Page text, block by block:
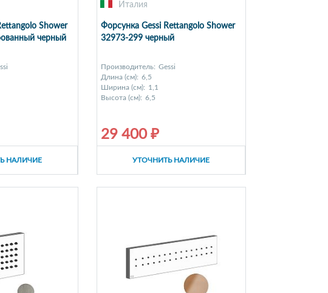
Shower
черный
НАЛИЧИЕ
Италия
Форсунка Gessi Rettangolo Shower
32973-299 черный
Производитель: Gessi
Длина (см): 6,5
Ширина (см): 1,1
Высота (см): 6,5
29 400 ₽
УТОЧНИТЬ НАЛИЧИЕ